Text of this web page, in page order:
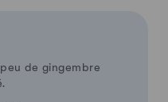
de gingembre